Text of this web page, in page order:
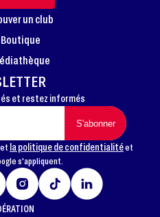
FOOTER
et restez informés
la politique de confidentialitéet
s'appliquent.
un club
Boutique